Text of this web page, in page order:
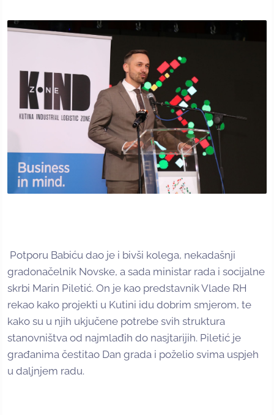
Potporu Babiću dao je i bivši kolega, nekadašnji
gradonačelnik Novske, a sada ministar rada i socijalne
skrbi Marin Piletić. On je kao predstavnik Vlade RH
rekao kako projekti u Kutini idu dobrim smjerom, te
kako su u njih ukjučene potrebe svih struktura
stanovništva od najmlađih do nasjtarijih. Piletić je
građanima čestitao Dan grada i poželio svima uspjeh
u daljnjem radu.